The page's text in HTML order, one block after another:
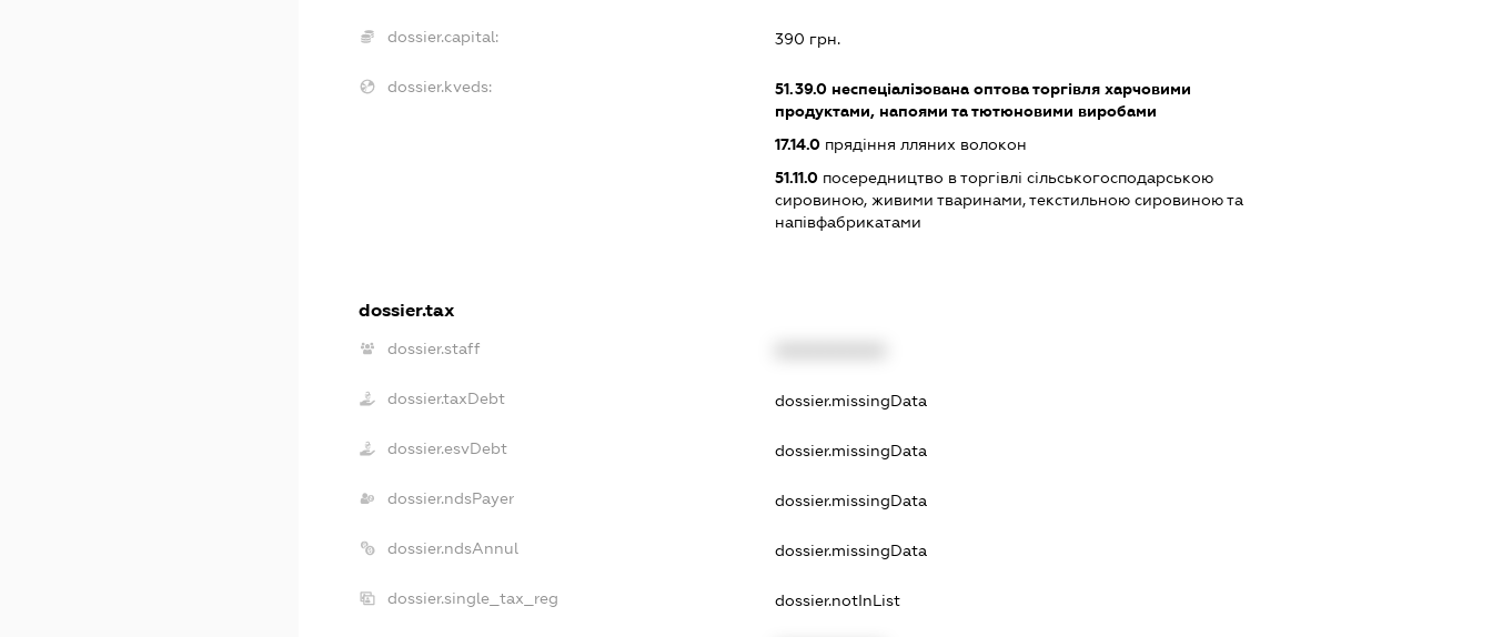
dossier.capital: 390 грн.
dossier.kveds: 51.39.0неспеціалізована оптова торгівля харчовими
продуктами, напоями та тютюновими виробами
17.14.0прядіння лляних волокон
51.11.0посередництво в торгівлі сільськогосподарською
сировиною, живими тваринами, текстильною сировиною та
напівфабрикатами
dossier.tax
dossier.staff
dossier.taxDebt dossier.missingData
dossier.esvDebt dossier.missingData
dossier.ndsPayer dossier.missingData
dossier.ndsAnnul dossier.missingData
dossier.single_tax_reg dossier.notInList